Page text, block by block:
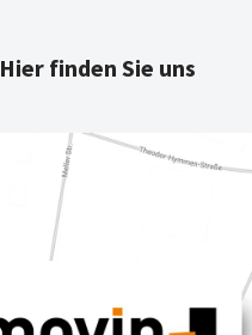
Hier finden Sie uns